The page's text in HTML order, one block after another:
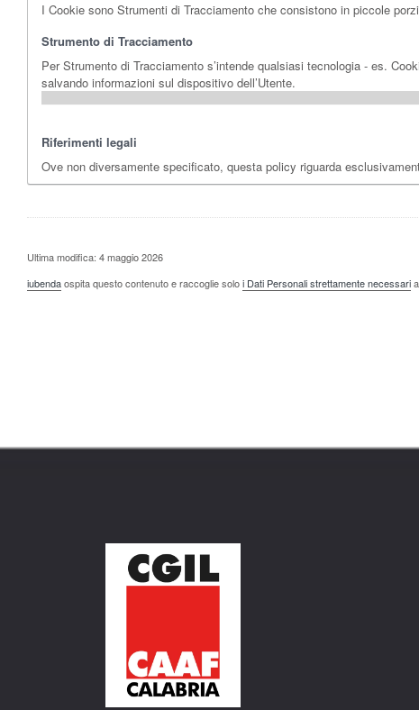
I Cookie sono Strumenti di Tracciamento che consistono in piccole
Strumento di Tracciamento
Per Strumento di Tracciamento s’intende qualsiasi tecnologia - es.
salvando informazioni sul dispositivo dell’Utente.
Riferimenti legali
Ove non diversamente specificato, questa policy riguarda
Ultima modifica: 4 maggio 2026
iubendaospita questo contenuto e raccoglie soloi Dati Personali strettamente necessari